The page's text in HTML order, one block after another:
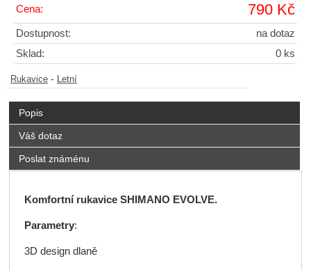
Cena: 790 Kč
Dostupnost:
na dotaz
Sklad:
0 ks
Rukavice - Letní
Popis
Váš dotaz
Poslat známénu
Komfortní rukavice SHIMANO EVOLVE.
Parametry:
3D design dlaně